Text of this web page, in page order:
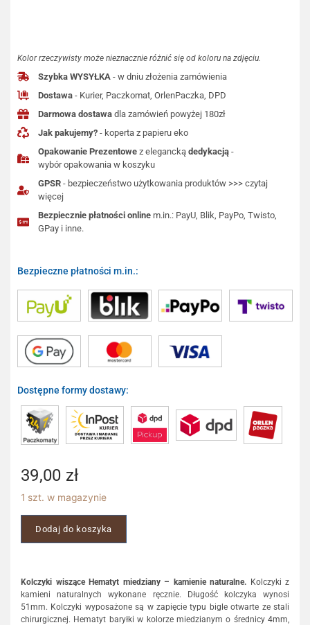
Kolor rzeczywisty może nieznacznie różnić się od koloru na zdjęciu.
Szybka WYSYŁKA - w dniu złożenia zamówienia
Dostawa - Kurier, Paczkomat, OrlenPaczka, DPD
Darmowa dostawa dla zamówień powyżej 180zł
Jak pakujemy? - koperta z papieru eko
Opakowanie Prezentowe z eleganckądedykacją -
wybór opakowania w koszyku
GPSR - bezpieczeństwo użytkowania produktów >>> czytaj
więcej
Bezpiecznie płatności online m.in.: PayU, Blik, PayPo, Twisto,
GPay i inne.
Bezpieczne płatności m.in.:
Dostępne formy dostawy:
39,00 zł
1 szt. w magazynie
Dodaj do koszyka
Kolczyki wiszące Hematyt miedziany – kamienie naturalne. Kolczyki z
kamieni naturalnych wykonane ręcznie. Długość kolczyka wynosi
51mm. Kolczyki wyposażone są w zapięcie typu bigle otwarte ze stali
chirurgicznej. Hematyt baryłki w kolorze miedzianym o średnicy 4mm,